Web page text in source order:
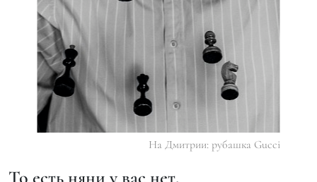
На Дмитрии: рубашка Gucci
То есть няни у вас нет.